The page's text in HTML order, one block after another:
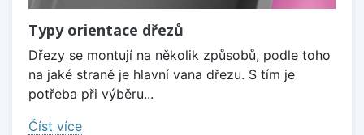
Typy orientace dřezů
Dřezy se montují na několik způsobů, podle toho
na jaké straně je hlavní vana dřezu. S tím je
potřeba při výběru...
Číst více